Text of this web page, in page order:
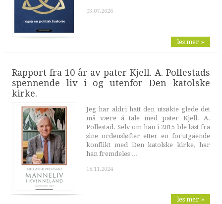
03.07.2026
les mer »
Rapport fra 10 år av pater Kjell. A. Pollestads
spennende liv i og utenfor Den katolske
kirke.
Jeg har aldri hatt den utsøkte glede det
må være å tale med pater Kjell. A.
Pollestad. Selv om han i 2015 ble løst fra
sine ordensløfter etter en forutgående
konflikt med Den katolske kirke, har
han fremdeles ...
18.11.2024
les mer »